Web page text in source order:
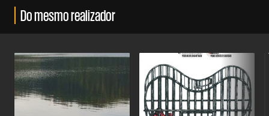
Do mesmo realizador